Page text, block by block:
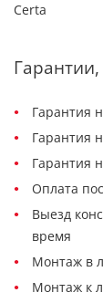
Certa
Гарантии,
Гарантия
Гарантия
Гарантия
Оплата
Выезд
время
Монтаж в
Монтаж к